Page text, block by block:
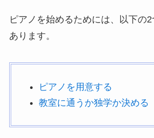
ピアノを始めるためには、以下の
あります。
ピアノを用意する
教室に通うか独学か決める